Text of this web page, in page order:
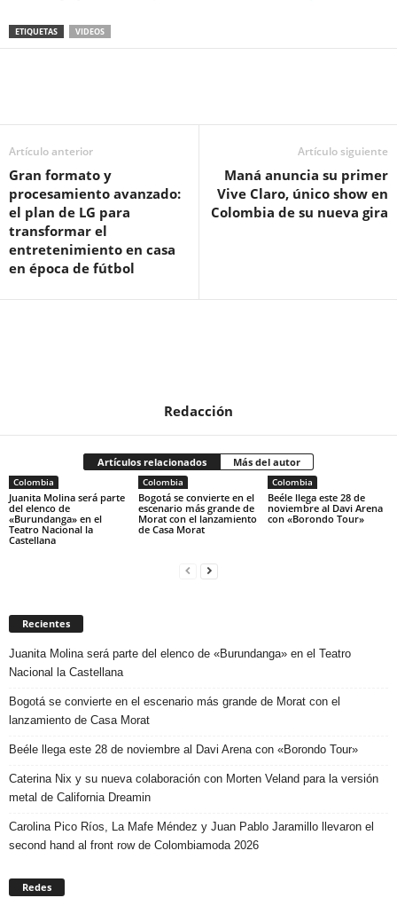
ETIQUETAS VIDEOS
Artículo anterior
Gran formato y
procesamiento avanzado:
el plan de LG para
transformar el
entretenimiento en casa
en época de fútbol
Artículo siguiente
Maná anuncia su primer
Vive Claro, único show en
Colombia de su nueva gira
Redacción
Artículos relacionados Más del autor
Colombia
Juanita Molina será parte
del elenco de
«Burundanga» en el
Teatro Nacional la
Castellana
Colombia
Bogotá se convierte en el
escenario más grande de
Morat con el lanzamiento
de Casa Morat
Colombia
Beéle llega este 28 de
noviembre al Davi Arena
con «Borondo Tour»
Recientes
Juanita Molina será parte del elenco de «Burundanga» en el Teatro
Nacional la Castellana
Bogotá se convierte en el escenario más grande de Morat con el
lanzamiento de Casa Morat
Beéle llega este 28 de noviembre al Davi Arena con «Borondo Tour»
Caterina Nix y su nueva colaboración con Morten Veland para la versión
metal de California Dreamin
Carolina Pico Ríos, La Mafe Méndez y Juan Pablo Jaramillo llevaron el
second hand al front row de Colombiamoda 2026
Redes